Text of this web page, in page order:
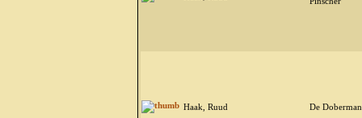
Haak, Ruud De